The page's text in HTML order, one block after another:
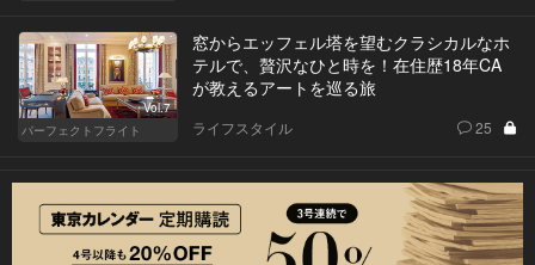
Vol.7
パーフェクトフライト
窓からエッフェル塔を望むクラシカルなホ
テルで、贅沢なひと時を！在住歴18年CA
が教えるアートを巡る旅
ライフスタイル 25